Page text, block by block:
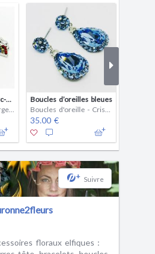
Boucles d’oreilles arc-en-ciel
Boucles d'oreille - argent
Boucles d’oreilles bleues
Boucles d'oreille - Cristal (swarovski)
35.00 €
+ Suivre
floraux elfiques :